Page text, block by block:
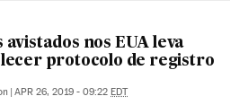
nos EUA leva
protocolo de registro
| APR 26, 2019 - 09:22 EDT